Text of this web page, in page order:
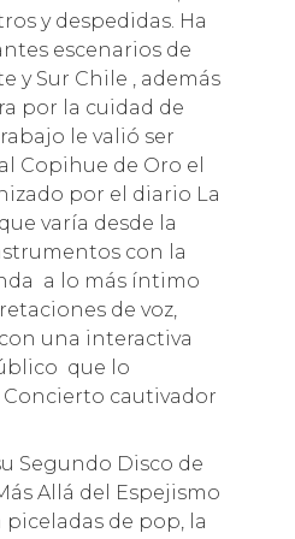
y despedidas. Ha
escenarios de
y Sur Chile , además
por la cuidad de
le valió ser
Copihue de Oro el
por el diario La
varía desde la
con la
a lo más íntimo
de voz,
una interactiva
que lo
cautivador
Segundo Disco de
Allá del Espejismo
de pop, la